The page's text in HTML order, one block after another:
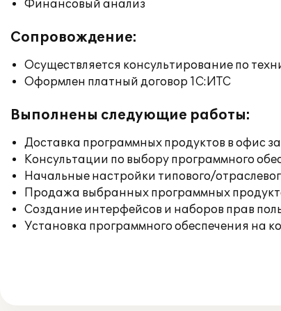
Финансовый анализ
Сопровождение:
Осуществляется консультирование по
Оформлен платный договор 1С:ИТС
Выполнены следующие работы:
Доставка программных продуктов в офис
Консультации по выбору программного
Начальные настройки типового/
Продажа выбранных программных
Создание интерфейсов и наборов прав
Установка программного обеспечения на